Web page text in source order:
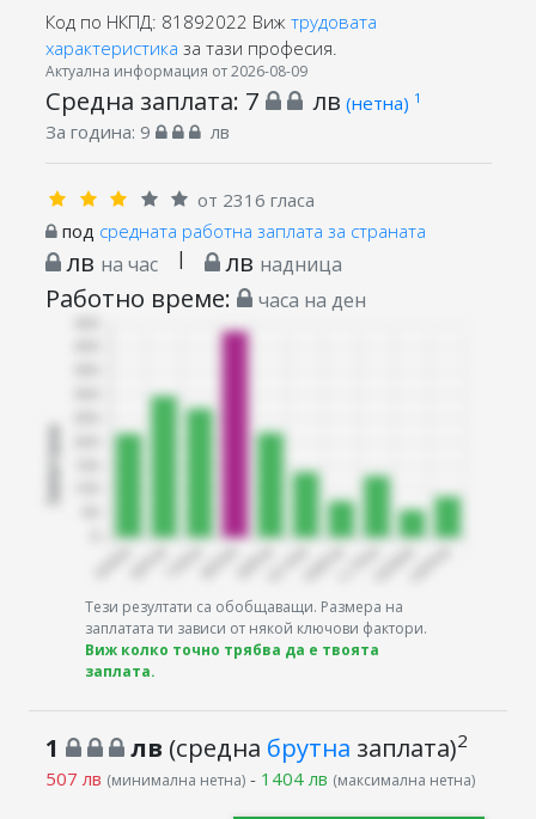
Код по НКПД: 81892022 Виж трудовата
характеристика за тази професия.
Актуална информация от 2026-08-09
Средна заплата: 7 лв (нетна) 1
За година: 9 лв
от 2316 гласа
под средната работна заплата за страната
лв на час | лв надница
Работно време: часа на ден
Тези резултати са обобщаващи. Размера на
заплатата ти зависи от някой ключови фактори.
Виж колко точно трябва да е твоята
заплата.
1 лв (средна брутна заплата)2
507 лв (минимална нетна)- 1404 лв (максимална нетна)